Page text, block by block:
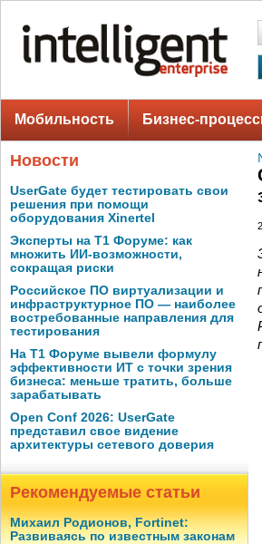
Мобильность Бизнес-
Новости
UserGate будет тестировать свои
решения при помощи
оборудования Xinertel
Эксперты на Т1 Форуме: как
множить ИИ-возможности,
сокращая риски
Российское ПО виртуализации и
инфраструктурное ПО — наиболее
востребованные направления для
тестирования
На Т1 Форуме вывели формулу
эффективности ИТ с точки зрения
бизнеса: меньше тратить, больше
зарабатывать
Open Conf 2026: UserGate
представил свое видение
архитектуры сетевого доверия
Рекомендуемые статьи
Михаил Родионов, Fortinet:
Развиваясь по известным законам